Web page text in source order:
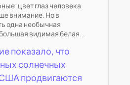
цвет глаз человека
внимание. Но в
одна необычная
видимая белая...
показало, что
солнечных
продвигаются